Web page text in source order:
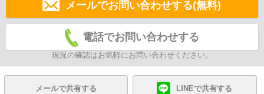
メールでお問い合わせする(無料)
電話でお問い合わせする
現況の確認はお気軽にお問い合わせください。
メールで共有する LINEで共有する